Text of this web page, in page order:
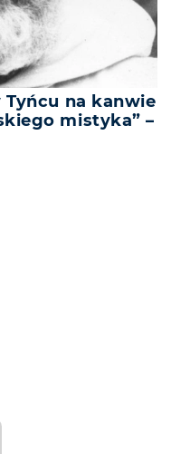
Tyńcu na kanwie
mistyka” –